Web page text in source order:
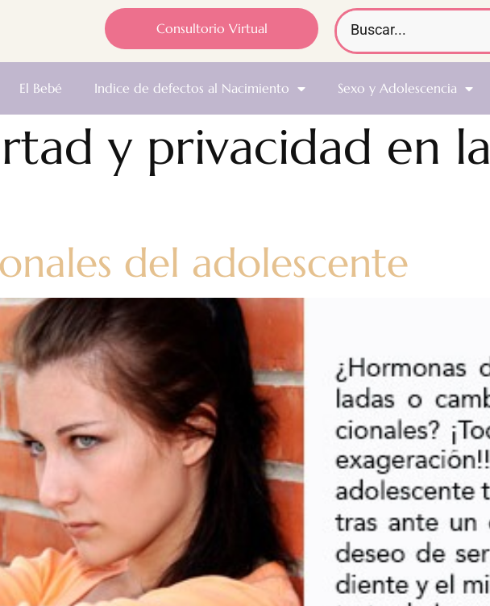
Consultorio Virtual
El Bebé Indice de defectos al Nacimiento Sexo y Adolescencia
y privacidad en la
del adolescente